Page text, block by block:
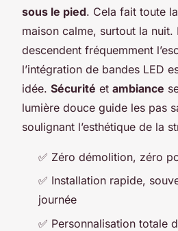
sous le pied. Cela fait toute
maison calme, surtout la nuit.
descendent fréquemment
l’intégration de bandes LED
idée. Sécurité et ambiance
lumière douce guide les pas
soulignant l’esthétique de la
✅ Zéro démolition, zéro
✅ Installation rapide,
journée
✅ Personnalisation totale